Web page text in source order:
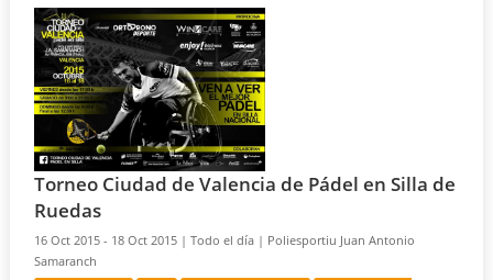
Torneo Ciudad de Valencia de Pádel en Silla de
Ruedas
16 Oct 2015 - 18 Oct 2015 |Todo el día | Poliesportiu Juan Antonio
Samaranch